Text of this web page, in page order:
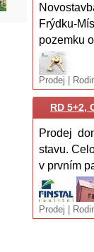
Frýdku-
pozemku
Prodej |
RD 5+2,
Prodej
stavu.
v prvním
Prodej |